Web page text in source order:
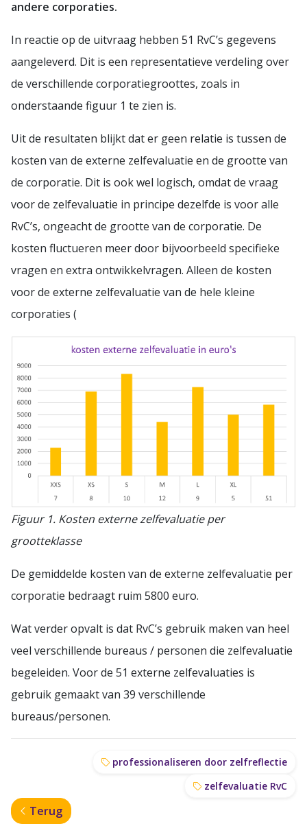
andere corporaties.
In reactie op de uitvraag hebben 51 RvC’s gegevens
aangeleverd. Dit is een representatieve verdeling over
de verschillende corporatiegroottes, zoals in
onderstaande figuur 1 te zien is.
Uit de resultaten blijkt dat er geen relatie is tussen de
kosten van de externe zelfevaluatie en de grootte van
de corporatie. Dit is ook wel logisch, omdat de vraag
voor de zelfevaluatie in principe dezelfde is voor alle
RvC’s, ongeacht de grootte van de corporatie. De
kosten fluctueren meer door bijvoorbeeld specifieke
vragen en extra ontwikkelvragen. Alleen de kosten
voor de externe zelfevaluatie van de hele kleine
corporaties (
Figuur 1. Kosten externe zelfevaluatie per
grootteklasse
De gemiddelde kosten van de externe zelfevaluatie per
corporatie bedraagt ruim 5800 euro.
Wat verder opvalt is dat RvC’s gebruik maken van heel
veel verschillende bureaus / personen die zelfevaluatie
begeleiden. Voor de 51 externe zelfevaluaties is
gebruik gemaakt van 39 verschillende
bureaus/personen.
professionaliseren door zelfreflectie
zelfevaluatie RvC
Terug